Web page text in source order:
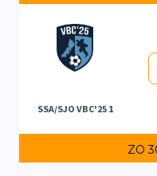
SSA/SJO VBC'25 1
ZO